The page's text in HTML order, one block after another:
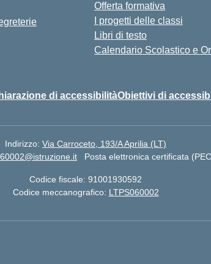
Offerta formativa
I progetti delle classi
Libri di testo
Calendario Scolastico e
di accessibilitàObiettivi di
Indirizzo: Via Carroceto, 193/A Aprilia (LT)
Posta elettronica certificata
Codice fiscale: 91001930592
Codice meccanografico: LTPS060002